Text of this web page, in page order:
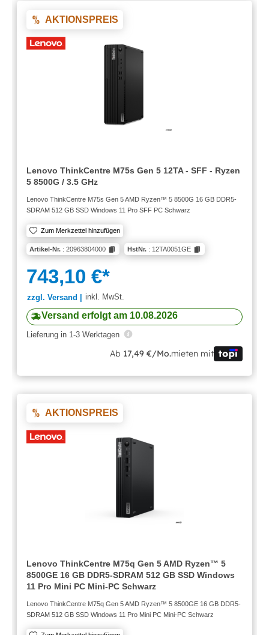
AKTIONSPREIS
Lenovo ThinkCentre M75s Gen 5 12TA - SFF - Ryzen
5 8500G / 3.5 GHz
Lenovo ThinkCentre M75s Gen 5 AMD Ryzen™ 5 8500G 16 GB DDR5-
SDRAM 512 GB SSD Windows 11 Pro SFF PC Schwarz
Zum Merkzettel hinzufügen
Artikel-Nr. : 20963804000 HstNr. : 12TA0051GE
743,10 €*
zzgl. Versand | inkl. MwSt.
Versand erfolgt am 10.08.2026
Lieferung in 1-3 Werktagen
Ab 17,49 €/Mo.mieten mit
AKTIONSPREIS
Lenovo ThinkCentre M75q Gen 5 AMD Ryzen™ 5
8500GE 16 GB DDR5-SDRAM 512 GB SSD Windows
11 Pro Mini PC Mini-PC Schwarz
Lenovo ThinkCentre M75q Gen 5 AMD Ryzen™ 5 8500GE 16 GB DDR5-
SDRAM 512 GB SSD Windows 11 Pro Mini PC Mini-PC Schwarz